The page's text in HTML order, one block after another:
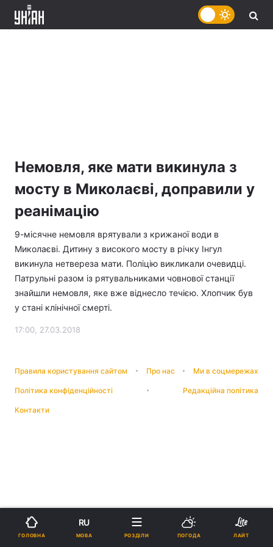
Немовля, яке мати викинула з
мосту в Миколаєві, доправили у
реанімацію
9-місячне немовля врятували з крижаної води в
Миколаєві. Дитину з високого мосту в річку Інгул
викинула нетвереза мати. Поліцію викликали очевидці.
Патрульні разом із рятувальниками човнової станції
знайшли немовля, яке вже віднесло течією. Хлопчик був
у стані клінічної смерті.
17:00, 27.03.2018
Правила користування сайтом Про нас Ми в соцмережах
Політика конфіденційності Редакційна політика
Контакти
ГОЛОВНА
RU
МОВА РОЗДІЛИ ПОГОДА ЛАЙТ